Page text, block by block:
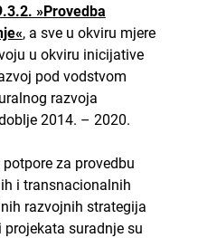
»Provedba
, a sve u okviru mjere
u okviru inicijative
pod vodstvom
razvoja
2014. – 2020.
za provedbu
i transnacionalnih
razvojnih strategija
projekata suradnje su